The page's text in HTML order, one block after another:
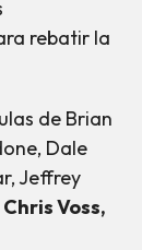
rebatir la
de Brian
Dale
Jeffrey
Chris Voss,